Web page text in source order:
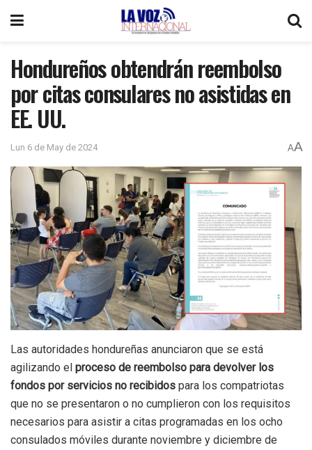
Hondureños obtendrán reembolso
por citas consulares no asistidas en
EE. UU.
Lun 6 de May de 2024 AA
Las autoridades hondureñas anunciaron que se está
agilizando el proceso de reembolso para devolver los
fondos por servicios no recibidos para los compatriotas
que no se presentaron o no cumplieron con los requisitos
necesarios para asistir a citas programadas en los ocho
consulados móviles durante noviembre y diciembre de